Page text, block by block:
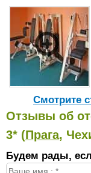
Cмотрите
Отзывы об
3* (Прага,
Будем рады,